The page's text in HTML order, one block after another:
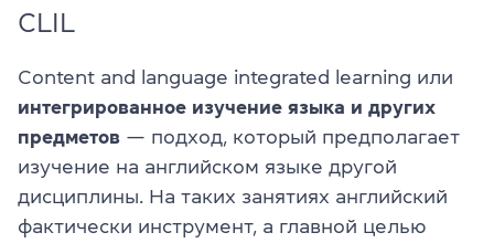
CLIL
Content and language integrated learning или
интегрированное изучение языка и других
предметов — подход, который предполагает
изучение на английском языке другой
дисциплины. На таких занятиях английский
фактически инструмент, а главной целью